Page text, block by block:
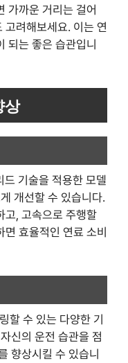
가까운 거리는 걸어
고려해보세요. 이는 연
되는 좋은 습관입니
상
기술을 적용한 모델
개선할 수 있습니다.
고, 고속으로 주행할
면 효율적인 연료 소비
할 수 있는 다양한 기
신의 운전 습관을 점
향상시킬 수 있습니